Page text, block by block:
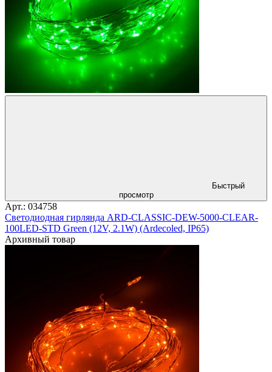
Быстрый
просмотр
Арт.: 034758
Светодиодная гирлянда ARD-CLASSIC-DEW-5000-CLEAR-
100LED-STD Green (12V, 2.1W) (Ardecoled, IP65)
Архивный товар